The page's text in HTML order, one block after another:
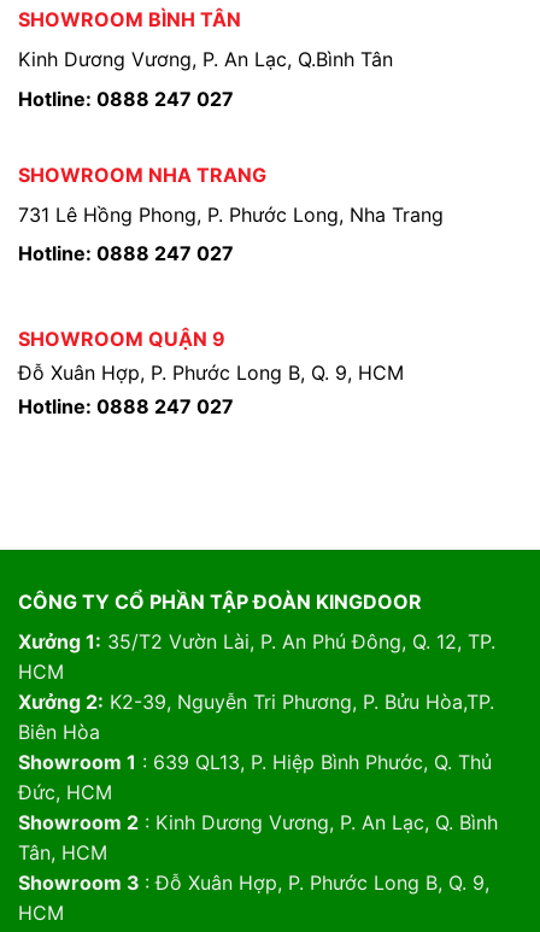
SHOWROOM BÌNH TÂN
Kinh Dương Vương, P. An Lạc, Q.Bình Tân
Hotline: 0888 247 027
SHOWROOM NHA TRANG
731 Lê Hồng Phong, P. Phước Long, Nha Trang
Hotline: 0888 247 027
SHOWROOM QUẬN 9
Đỗ Xuân Hợp, P. Phước Long B, Q. 9, HCM
Hotline: 0888 247 027
CÔNG TY CỔ PHẦN TẬP ĐOÀN KINGDOOR
Xưởng 1: 35/T2 Vườn Lài, P. An Phú Đông, Q. 12, TP.
HCM
Xưởng 2: K2-39, Nguyễn Tri Phương, P. Bửu Hòa,TP.
Biên Hòa
Showroom 1 : 639 QL13, P. Hiệp Bình Phước, Q. Thủ
Đức, HCM
Showroom 2: Kinh Dương Vương, P. An Lạc, Q. Bình
Tân, HCM
Showroom 3 : Đỗ Xuân Hợp, P. Phước Long B, Q. 9,
HCM